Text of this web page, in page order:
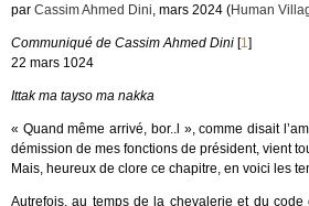
par Cassim Ahmed Dini, mars 2024 (Human
Communiqué de Cassim Ahmed Dini [1]
22 mars 1024
Ittak ma tayso ma nakka
« Quand même arrivé, bor..l », comme disait
démission de mes fonctions de président, vient
Mais, heureux de clore ce chapitre, en voici les
Autrefois, au temps de la chevalerie et du